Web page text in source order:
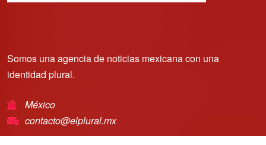
Somos una agencia de noticias mexicana con una
identidad plural.
México
contacto@elplural.mx